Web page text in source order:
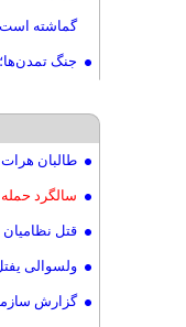
گماشته است
جنگ
طالبان هرات طی دو روز
سالگرد
قتل نظامیان
ولسوالی
گزارش